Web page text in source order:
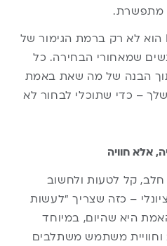
מתפשרת.
היתרון האמיתי של Biamba הוא לא רק ברמת הגימור של
שמאחורי הבחירה. כל
הבנה של מה שאת באמת
– כדי שתוכלי לבחור לא
אלא חוויה
קל לטעות ולחשוב
– כזה שצריך “לעשות
היא שהיום, במיוחד
וחוויית משתמש משתלבים